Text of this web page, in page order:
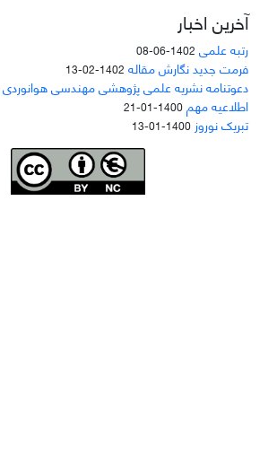
آخرین اخبار
رتبه علمی 1402-06-08
فرمت جدید نگارش مقاله 1402-02-13
دعوتنامه نشریه علمی پژوهشی مهندسی هوانوردی
اطلاعیه مهم1400-01-21
تبریک نوروز 1400-01-13